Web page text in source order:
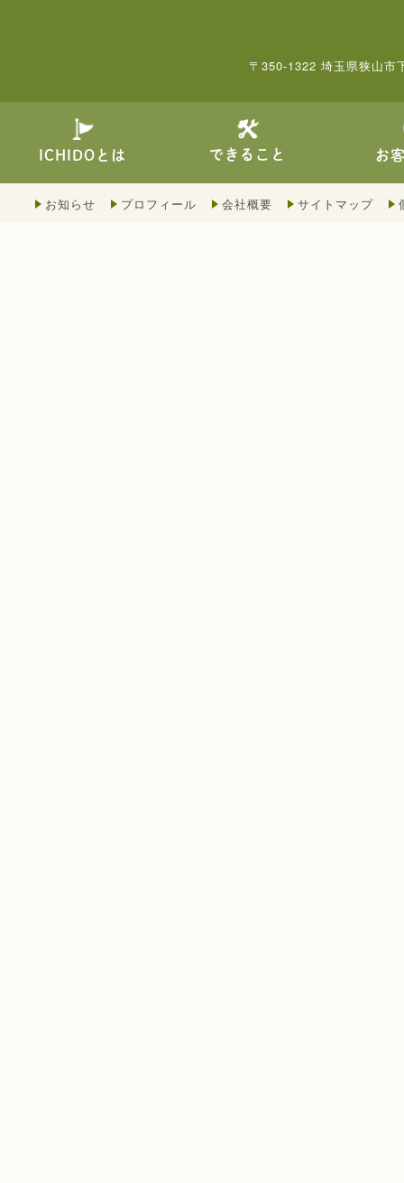
〒350-1322 埼玉県狭山市
ICHIDOとは できること お
お知らせ プロフィール 会社概要 サイトマップ